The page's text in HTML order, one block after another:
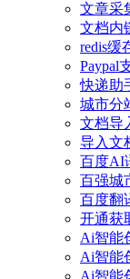
文章采
文档内
redis缓
Paypal
快递助
城市分
文档导
导入文
百度AI
百强城
百度翻
开通获
Ai智能
Ai智能
Ai智能